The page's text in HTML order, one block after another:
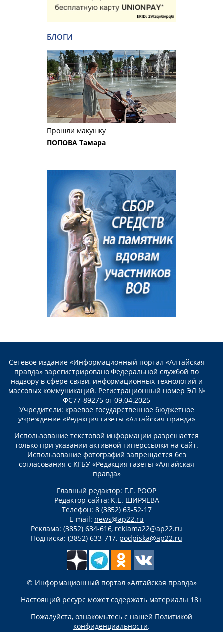
БЛОГИ
Прошли макушку
ПОПОВА Тамара
Сетевое издание «Информационный портал «Алтайская
правда» зарегистрировано Федеральной службой по
надзору в сфере связи, информационных технологий и
массовых коммуникаций. Регистрационный номер ЭЛ №
ФС77-89275 от 09.04.2025
Учредители: краевое государственное бюджетное
учреждение «Редакция газеты «Алтайская правда»
Использование текстовой информации разрешается
только при указании активной гиперссылки на сайт.
Использование фотографий запрещается без
согласования с КГБУ «Редакция газеты «Алтайская
правда»
Главный редактор: Г.Г. РООР
Редактор сайта: К.Е. ШИРЯЕВА
Телефон: 8 (3852) 63-52-17
E-mail: news@ap22.ru
Реклама: (3852) 634-616, reklama22@ap22.ru
Подписка: (3852) 633-717, podpiska@ap22.ru
© Информационный портал «Алтайская правда»
Настоящий ресурс может содержать материалы 18+
Пожалуйста, ознакомьтесь с нашей Политикой
конфиденциальности.